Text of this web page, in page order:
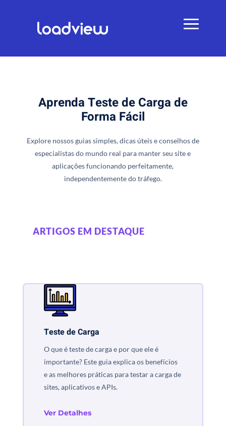
Aprenda Teste de Carga de
Forma Fácil
Explore nossos guias simples, dicas úteis e conselhos de
especialistas do mundo real para manter seu site e
aplicações funcionando perfeitamente,
independentemente do tráfego.
ARTIGOS EM DESTAQUE
Teste de Carga
O que é teste de carga e por que ele é
importante? Este guia explica os benefícios
e as melhores práticas para testar a carga de
sites, aplicativos e APIs.
Ver Detalhes